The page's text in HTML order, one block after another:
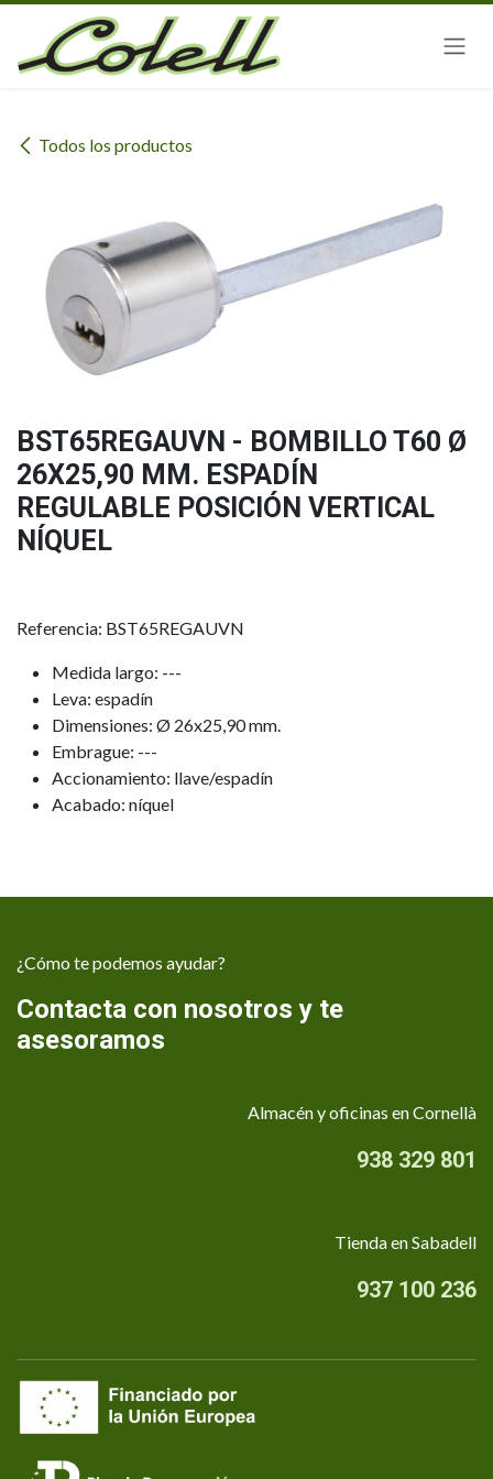
Ir al contenido
Todos los productos
BST65REGAUVN - BOMBILLO T60 Ø
26X25,90 MM. ESPADÍN
REGULABLE POSICIÓN VERTICAL
NÍQUEL
Referencia: BST65REGAUVN
Medida largo: ---
Leva: espadín
Dimensiones: Ø 26x25,90 mm.
Embrague: ---
Accionamiento: llave/espadín
Acabado: níquel
¿Cómo te podemos ayudar?
Contacta con nosotros y te
asesoramos
Almacén y oficinas en Cornellà
938 329 801
Tienda en Sabadell
937 100 236